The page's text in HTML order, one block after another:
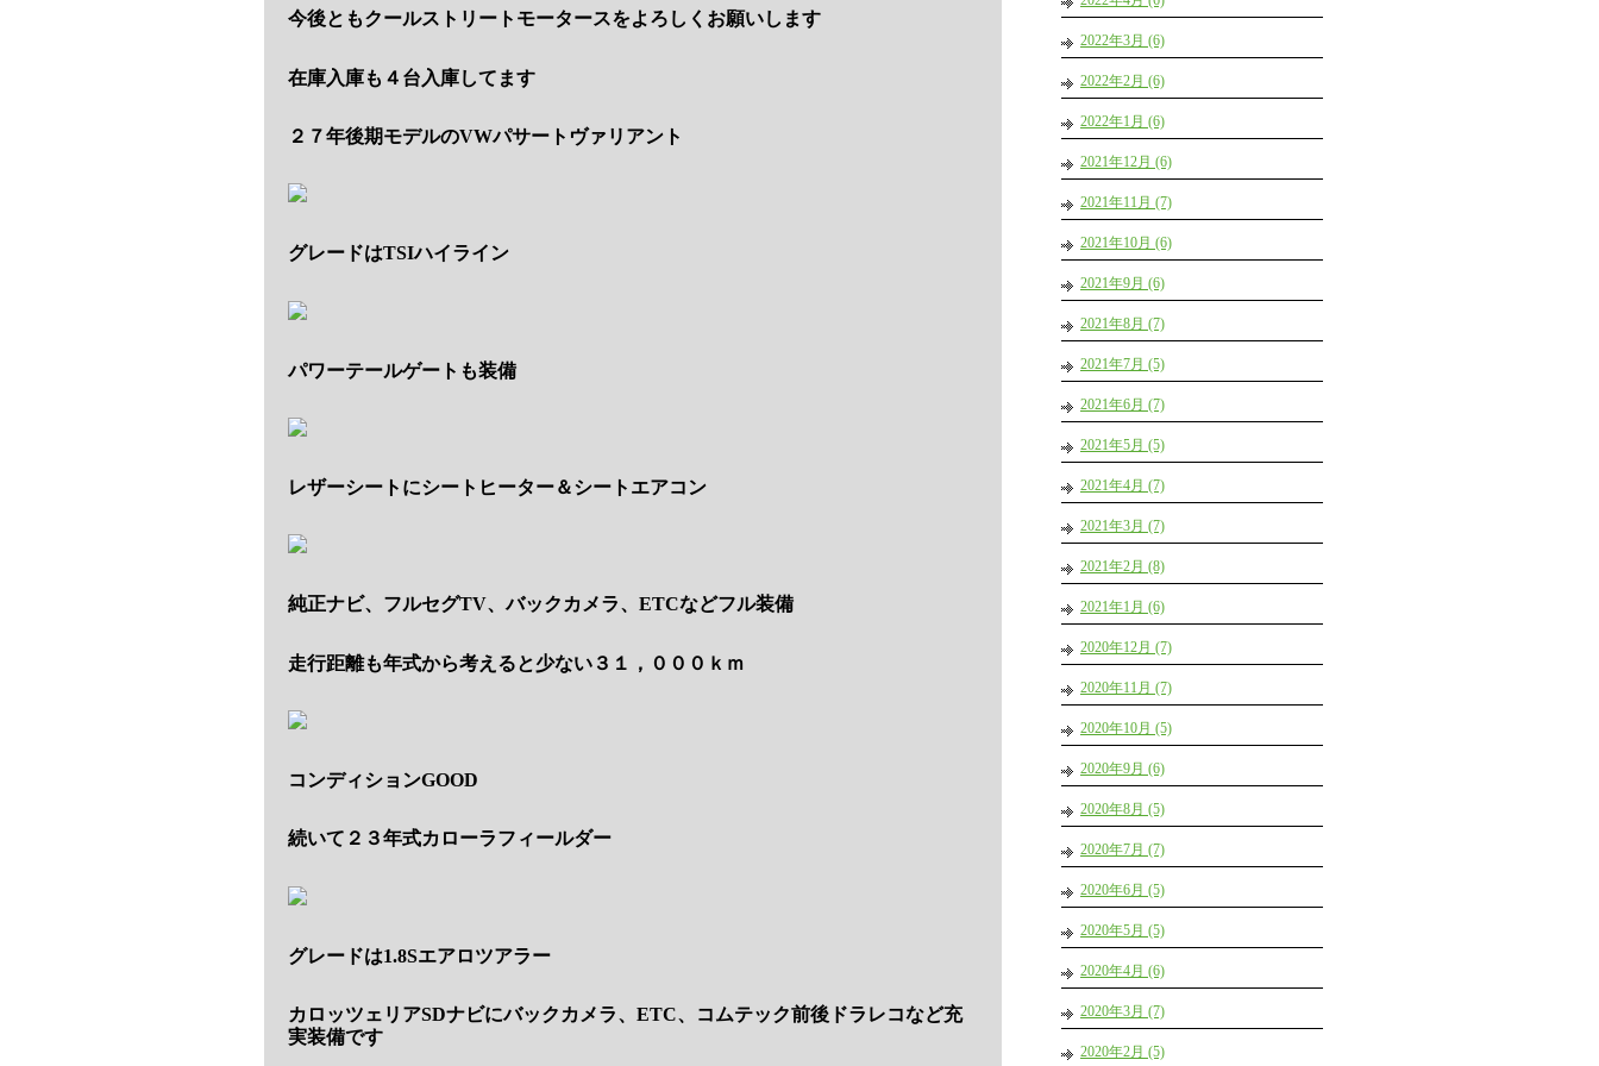
今後ともクールストリートモータースをよろしくお願いします
在庫入庫も４台入庫してます
２７年後期モデルのVWパサートヴァリアント
グレードはTSIハイライン
パワーテールゲートも装備
レザーシートにシートヒーター＆シートエアコン
純正ナビ、フルセグTV、バックカメラ、ETCなどフル装備
走行距離も年式から考えると少ない３１，０００ｋｍ
コンディションGOOD
続いて２３年式カローラフィールダー
グレードは1.8Sエアロツアラー
カロッツェリアSDナビにバックカメラ、ETC、コムテック前後ドラレコなど充
実装備です
2022年3月 (6)
2022年2月 (6)
2022年1月 (6)
2021年12月 (6)
2021年11月 (7)
2021年10月 (6)
2021年9月 (6)
2021年8月 (7)
2021年7月 (5)
2021年6月 (7)
2021年5月 (5)
2021年4月 (7)
2021年3月 (7)
2021年2月 (8)
2021年1月 (6)
2020年12月 (7)
2020年11月 (7)
2020年10月 (5)
2020年9月 (6)
2020年8月 (5)
2020年7月 (7)
2020年6月 (5)
2020年5月 (5)
2020年4月 (6)
2020年3月 (7)
2020年2月 (5)